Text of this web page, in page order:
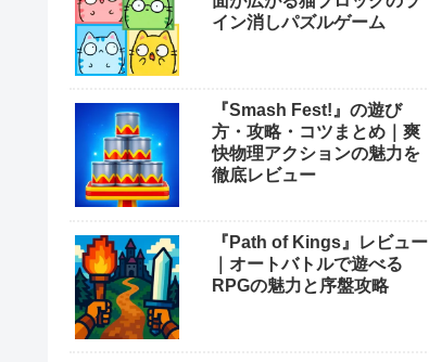
イン消しパズルゲーム
『Smash Fest!』の遊び
方・攻略・コツまとめ｜爽
快物理アクションの魅力を
徹底レビュー
『Path of Kings』レビュー
｜オートバトルで遊べる
RPGの魅力と序盤攻略